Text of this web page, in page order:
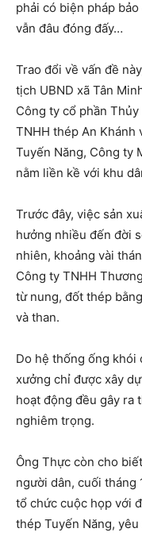
phải có biện pháp
vẫn đâu đóng đấy…
Trao đổi về vấn đề
tịch UBND xã Tân
Công ty cổ phần
TNHH thép An Khánh
Tuyến Năng, Công ty
nằm liền kề với khu
Trước đây, việc sản
hưởng nhiều đến đời
nhiên, khoảng vài
Công ty TNHH
từ nung, đốt thép
và than.
Do hệ thống ống khói
xưởng chỉ được xây
hoạt động đều gây ra
nghiêm trọng.
Ông Thực còn cho
người dân, cuối tháng
tổ chức cuộc họp với
thép Tuyến Năng,